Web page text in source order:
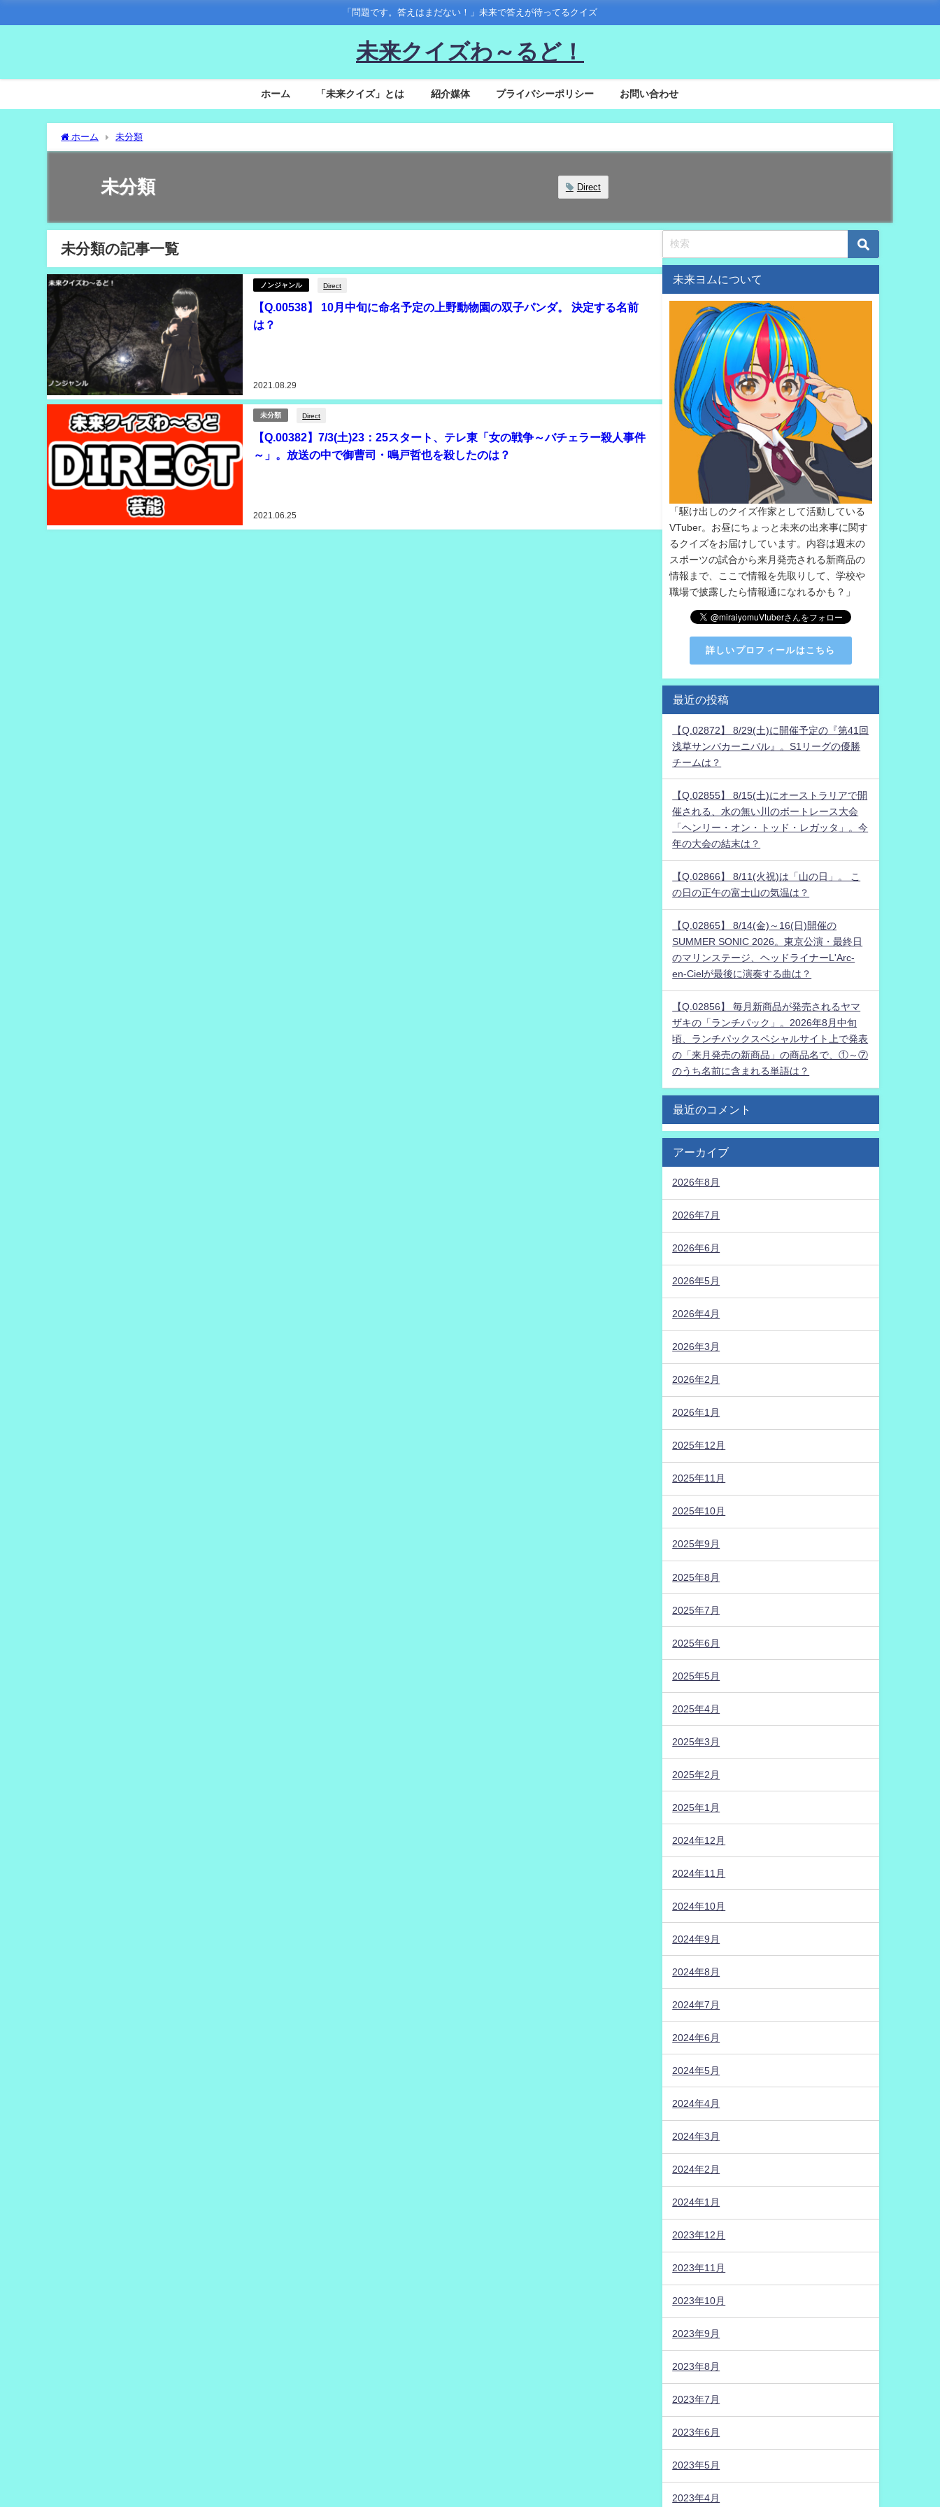
「問題です。答えはまだない！」未来で答えが待ってるクイズ
未来クイズわ～るど！
ホーム 「未来クイズ」とは 紹介媒体 プライバシーポリシー お問い合わせ
ホーム 未分類
未分類 Direct
未分類の記事一覧
ノンジャンル Direct
【Q.00538】 10月中旬に命名予定の上野動物園の双子パンダ。 決定する名前
は？
2021.08.29
未分類 Direct
【Q.00382】7/3(土)23：25スタート、テレ東「女の戦争～バチェラー殺人事件
～」。放送の中で御曹司・鳴戸哲也を殺したのは？
2021.06.25
未来ヨムについて
「駆け出しのクイズ作家として活動している
VTuber。お昼にちょっと未来の出来事に関す
るクイズをお届けしています。内容は週末の
スポーツの試合から来月発売される新商品の
情報まで、ここで情報を先取りして、学校や
職場で披露したら情報通になれるかも？」
詳しいプロフィールはこちら
最近の投稿
【Q.02872】 8/29(土)に開催予定の『第41回
浅草サンバカーニバル』。S1リーグの優勝
チームは？
【Q.02855】 8/15(土)にオーストラリアで開
催される、水の無い川のボートレース大会
「ヘンリー・オン・トッド・レガッタ」。今
年の大会の結末は？
【Q.02866】 8/11(火祝)は「山の日」。 こ
の日の正午の富士山の気温は？
【Q.02865】 8/14(金)～16(日)開催の
SUMMER SONIC 2026。東京公演・最終日
のマリンステージ、ヘッドライナーL'Arc-
en-Cielが最後に演奏する曲は？
【Q.02856】 毎月新商品が発売されるヤマ
ザキの「ランチパック」。2026年8月中旬
頃、ランチパックスペシャルサイト上で発表
の「来月発売の新商品」の商品名で、①～⑦
のうち名前に含まれる単語は？
最近のコメント
アーカイブ
2026年8月
2026年7月
2026年6月
2026年5月
2026年4月
2026年3月
2026年2月
2026年1月
2025年12月
2025年11月
2025年10月
2025年9月
2025年8月
2025年7月
2025年6月
2025年5月
2025年4月
2025年3月
2025年2月
2025年1月
2024年12月
2024年11月
2024年10月
2024年9月
2024年8月
2024年7月
2024年6月
2024年5月
2024年4月
2024年3月
2024年2月
2024年1月
2023年12月
2023年11月
2023年10月
2023年9月
2023年8月
2023年7月
2023年6月
2023年5月
2023年4月